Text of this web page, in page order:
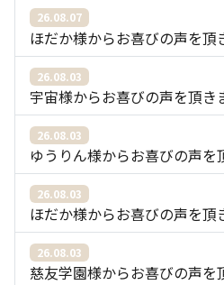
26.08.07
ほだか様からお喜びの声を頂
26.08.03
宇宙様からお喜びの声を頂き
26.08.03
ゆうりん様からお喜びの声を
26.08.03
ほだか様からお喜びの声を頂
26.08.03
慈友学園様からお喜びの声を